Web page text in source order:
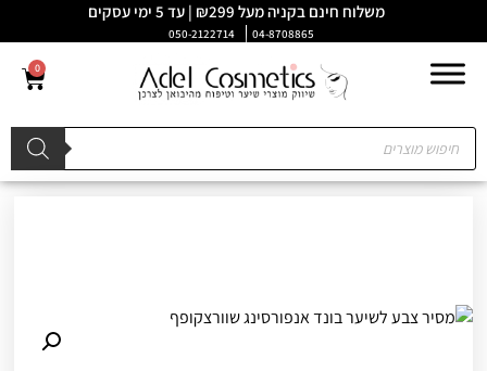
משלוח חינם בקניה מעל ₪299 | עד 5 ימי עסקים
04-8708865
050-2122714
0